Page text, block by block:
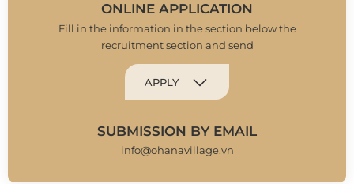
ONLINE APPLICATION
Fill in the information in the section below the
recruitment section and send
APPLY
SUBMISSION BY EMAIL
info@ohanavillage.vn